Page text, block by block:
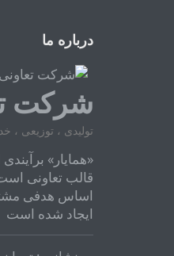
درباره ما
شرکت
تولیدی ، توزیعی ،
«همایار»
قالب تعاونی
اساس هدفی
ایجاد شده است